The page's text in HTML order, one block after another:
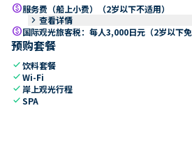
paid服务费（船上小费）（2岁以下不适用）
keyboard_arrow_right 查看详情
paid国际观光旅客税：每人3,000日元（2岁以下
预购套餐
check饮料套餐
checkWi-Fi
check 岸上观光行程
checkSPA